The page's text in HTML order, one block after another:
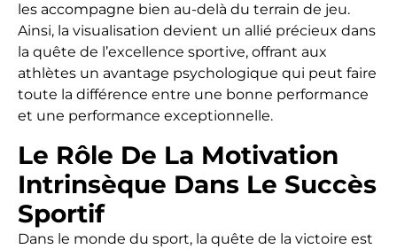
les accompagne bien au-delà du terrain de jeu.
Ainsi, la visualisation devient un allié précieux dans
la quête de l’excellence sportive, offrant aux
athlètes un avantage psychologique qui peut faire
toute la différence entre une bonne performance
et une performance exceptionnelle.
Le Rôle De La Motivation
Intrinsèque Dans Le Succès
Sportif
Dans le monde du sport, la quête de la victoire est